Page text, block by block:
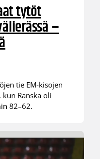
tytöt
–
tie EM-kisojen
Ranska oli
82–62.